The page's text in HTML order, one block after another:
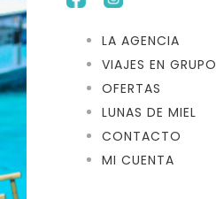
LA AGENCIA
VIAJES EN GRUPO
OFERTAS
LUNAS DE MIEL
CONTACTO
MI CUENTA